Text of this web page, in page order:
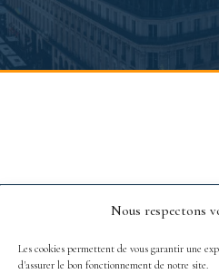
Nous respectons
Les cookies permettent de vous garantir une
d'assurer le bon fonctionnement de notre site.